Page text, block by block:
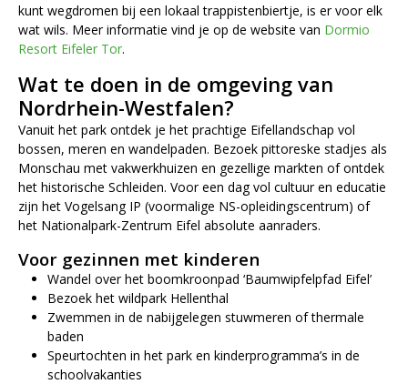
kunt wegdromen bij een lokaal trappistenbiertje, is er voor elk
wat wils. Meer informatie vind je op de website van Dormio
Resort Eifeler Tor.
Wat te doen in de omgeving van
Nordrhein-Westfalen?
Vanuit het park ontdek je het prachtige Eifellandschap vol
bossen, meren en wandelpaden. Bezoek pittoreske stadjes als
Monschau met vakwerkhuizen en gezellige markten of ontdek
het historische Schleiden. Voor een dag vol cultuur en educatie
zijn het Vogelsang IP (voormalige NS-opleidingscentrum) of
het Nationalpark-Zentrum Eifel absolute aanraders.
Voor gezinnen met kinderen
Wandel over het boomkroonpad ‘Baumwipfelpfad Eifel’
Bezoek het wildpark Hellenthal
Zwemmen in de nabijgelegen stuwmeren of thermale
baden
Speurtochten in het park en kinderprogramma’s in de
schoolvakanties